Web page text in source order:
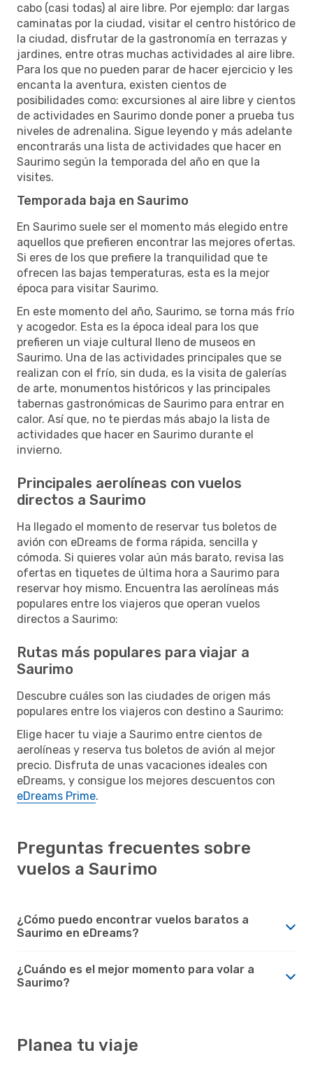
cabo (casi todas) al aire libre. Por ejemplo: dar largas
caminatas por la ciudad, visitar el centro histórico de
la ciudad, disfrutar de la gastronomía en terrazas y
jardines, entre otras muchas actividades al aire libre.
Para los que no pueden parar de hacer ejercicio y les
encanta la aventura, existen cientos de
posibilidades como: excursiones al aire libre y cientos
de actividades en Saurimo donde poner a prueba tus
niveles de adrenalina. Sigue leyendo y más adelante
encontrarás una lista de actividades que hacer en
Saurimo según la temporada del año en que la
visites.
Temporada baja en Saurimo
En Saurimo suele ser el momento más elegido entre
aquellos que prefieren encontrar las mejores ofertas.
Si eres de los que prefiere la tranquilidad que te
ofrecen las bajas temperaturas, esta es la mejor
época para visitar Saurimo.
En este momento del año, Saurimo, se torna más frío
y acogedor. Esta es la época ideal para los que
prefieren un viaje cultural lleno de museos en
Saurimo. Una de las actividades principales que se
realizan con el frío, sin duda, es la visita de galerías
de arte, monumentos históricos y las principales
tabernas gastronómicas de Saurimo para entrar en
calor. Así que, no te pierdas más abajo la lista de
actividades que hacer en Saurimo durante el
invierno.
Principales aerolíneas con vuelos
directos a Saurimo
Ha llegado el momento de reservar tus boletos de
avión con eDreams de forma rápida, sencilla y
cómoda. Si quieres volar aún más barato, revisa las
ofertas en tiquetes de última hora a Saurimo para
reservar hoy mismo. Encuentra las aerolíneas más
populares entre los viajeros que operan vuelos
directos a Saurimo:
Rutas más populares para viajar a
Saurimo
Descubre cuáles son las ciudades de origen más
populares entre los viajeros con destino a Saurimo:
Elige hacer tu viaje a Saurimo entre cientos de
aerolíneas y reserva tus boletos de avión al mejor
precio. Disfruta de unas vacaciones ideales con
eDreams, y consigue los mejores descuentos con
eDreams Prime.
Preguntas frecuentes sobre
vuelos a Saurimo
¿Cómo puedo encontrar vuelos baratos a
Saurimo en eDreams?
¿Cuándo es el mejor momento para volar a
Saurimo?
Planea tu viaje